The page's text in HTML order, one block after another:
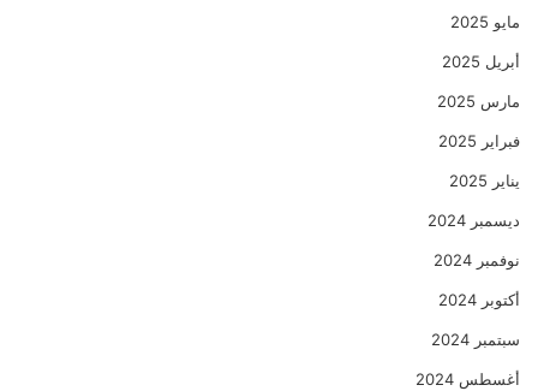
مايو 2025
أبريل 2025
مارس 2025
فبراير 2025
يناير 2025
ديسمبر 2024
نوفمبر 2024
أكتوبر 2024
سبتمبر 2024
أغسطس 2024